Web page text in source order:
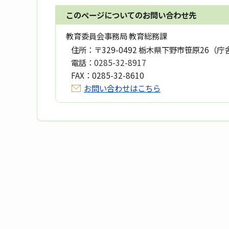
このページについてのお問い合わせ先
教育委員会事務局 教育総務課
住所： 〒329-0492 栃木県下野市笹原26（庁
電話： 0285-32-8917
FAX： 0285-32-8610
お問い合わせはこちら